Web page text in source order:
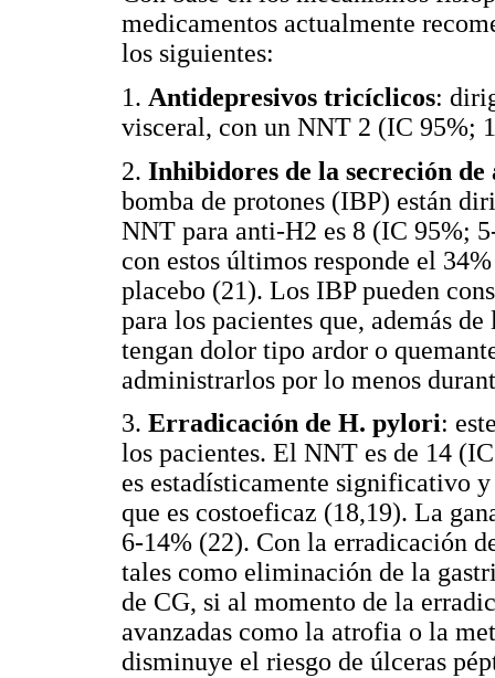
medicamentos actualmente
los siguientes:
1. Antidepresivos tricíclicos:
visceral, con un NNT 2 (IC 95%;
2. Inhibidores de la secreción de
bomba de protones (IBP) están
NNT para anti-H2 es 8 (IC 95%;
con estos últimos responde el
placebo (21). Los IBP pueden
para los pacientes que, además
tengan dolor tipo ardor o
administrarlos por lo menos
3. Erradicación de H. pylori:
los pacientes. El NNT es de 14
es estadísticamente significativo
que es costoeficaz (18,19). La
6-14% (22). Con la erradicación
tales como eliminación de la
de CG, si al momento de la
avanzadas como la atrofia o la
disminuye el riesgo de úlceras